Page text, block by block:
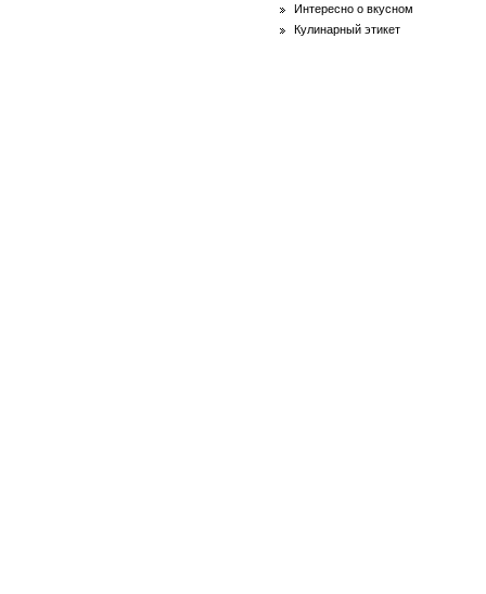
Интересно о вкусном
Кулинарный этикет